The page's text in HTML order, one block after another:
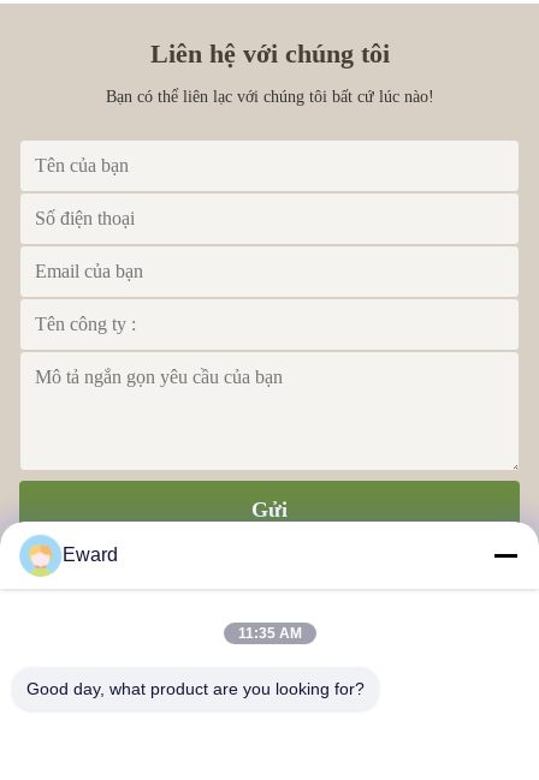
Liên hệ với chúng tôi
Bạn có thể liên lạc với chúng tôi bất cứ lúc nào!
Gửi
Eward
11:35 AM
Good day, what product are you looking for?